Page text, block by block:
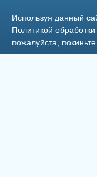
Используя данный
Политикой
пожалуйста,